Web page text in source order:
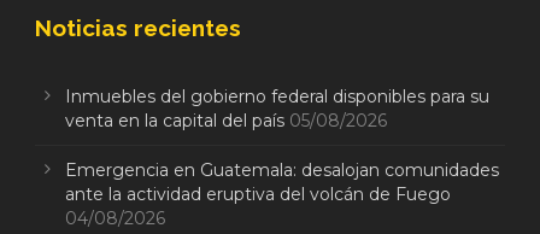
Noticias recientes
Inmuebles del gobierno federal disponibles para su
venta en la capital del país 05/08/2026
Emergencia en Guatemala: desalojan comunidades
ante la actividad eruptiva del volcán de Fuego
04/08/2026